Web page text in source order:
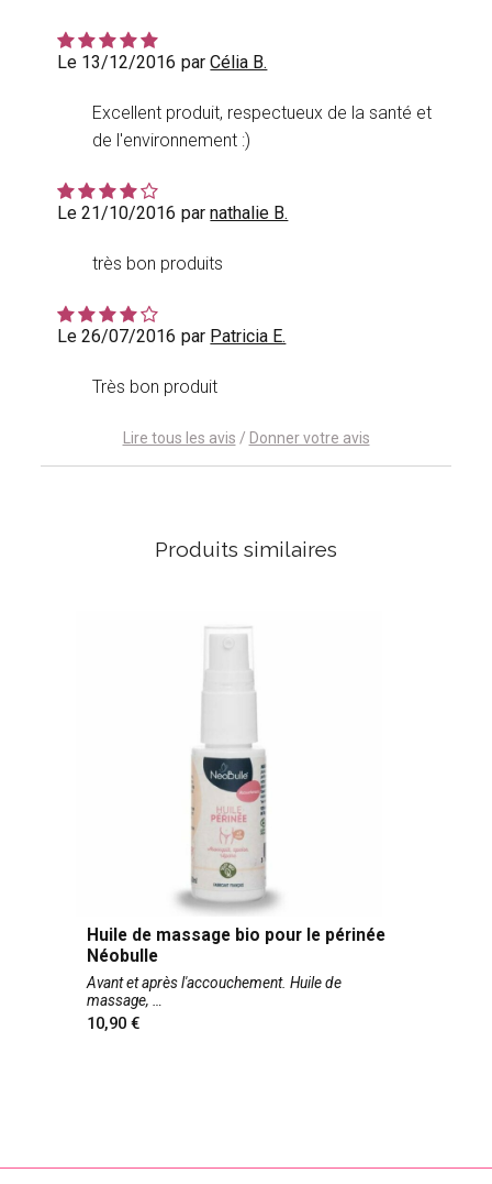
Le 13/12/2016 parCélia B.
Excellent produit, respectueux de la santé et
de l'environnement :)
Le 21/10/2016 parnathalie B.
très bon produits
Le 26/07/2016 par Patricia E.
Très bon produit
Lire tous les avis / Donner votre avis
Produits similaires
Huile de massage bio pour le périnée
Néobulle
Avant et après l'accouchement. Huile de
massage,
10,90